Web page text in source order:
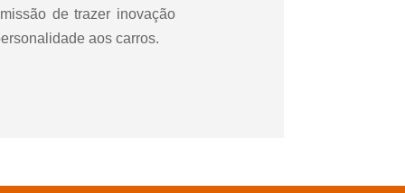
de trazer inovação
aos carros.